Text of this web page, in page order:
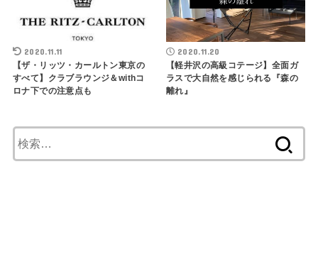
2020.11.11
【ザ・リッツ・カールトン東京の
すべて】クラブラウンジ＆withコ
ロナ下での注意点も
2020.11.20
【軽井沢の高級コテージ】全面ガ
ラスで大自然を感じられる『森の
離れ』
索